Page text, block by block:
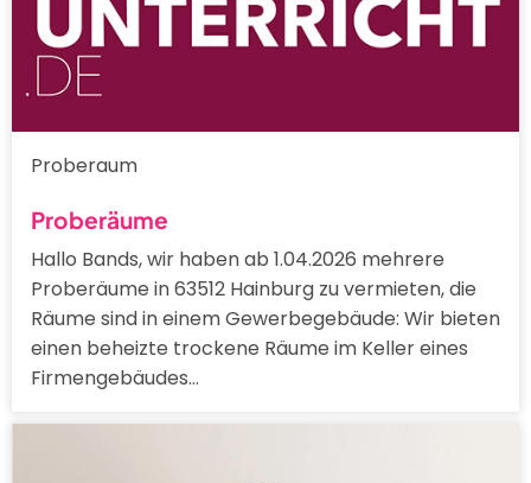
Proberaum
Proberäume
Hallo Bands, wir haben ab 1.04.2026 mehrere
Proberäume in 63512 Hainburg zu vermieten, die
Räume sind in einem Gewerbegebäude: Wir bieten
einen beheizte trockene Räume im Keller eines
Firmengebäudes…